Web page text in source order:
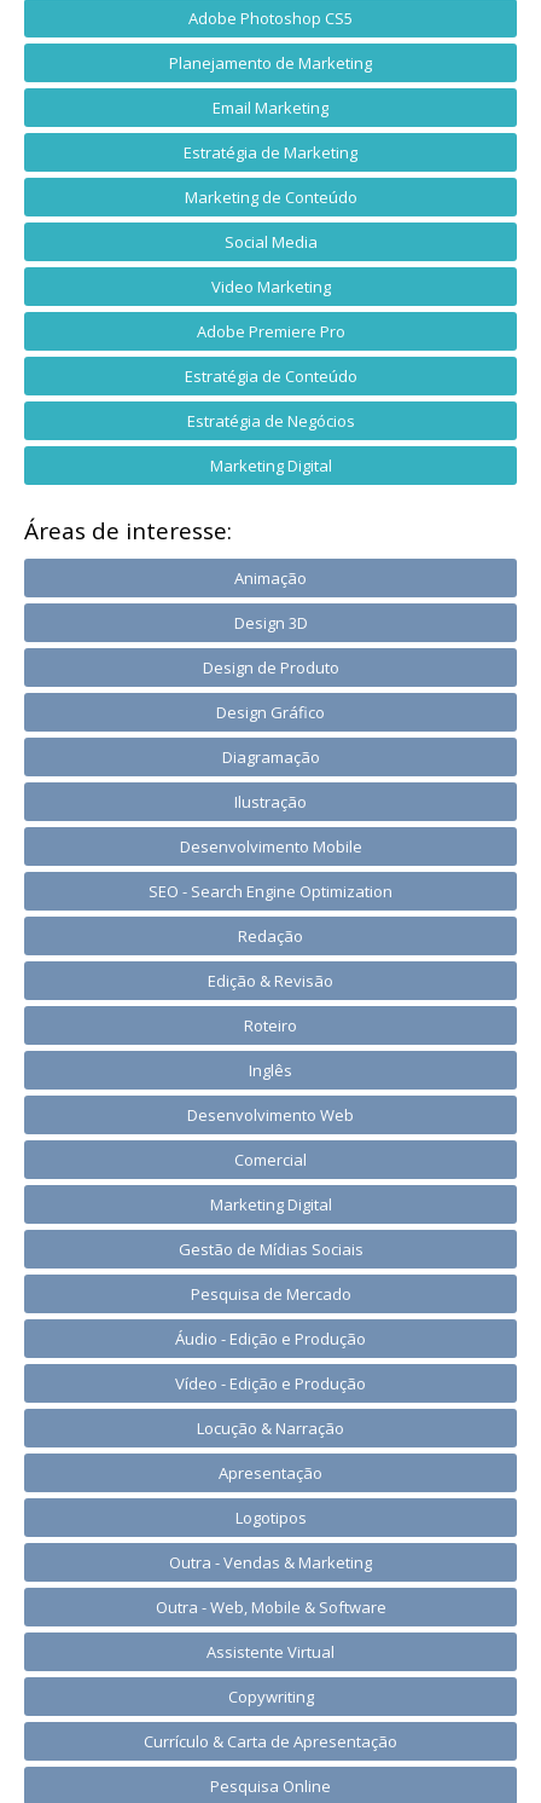
Adobe Photoshop CS5
Planejamento de Marketing
Email Marketing
Estratégia de Marketing
Marketing de Conteúdo
Social Media
Video Marketing
Adobe Premiere Pro
Estratégia de Conteúdo
Estratégia de Negócios
Marketing Digital
Áreas de interesse:
Animação
Design 3D
Design de Produto
Design Gráfico
Diagramação
Ilustração
Desenvolvimento Mobile
SEO - Search Engine Optimization
Redação
Edição & Revisão
Roteiro
Inglês
Desenvolvimento Web
Comercial
Marketing Digital
Gestão de Mídias Sociais
Pesquisa de Mercado
Áudio - Edição e Produção
Vídeo - Edição e Produção
Locução & Narração
Apresentação
Logotipos
Outra - Vendas & Marketing
Outra - Web, Mobile & Software
Assistente Virtual
Copywriting
Currículo & Carta de Apresentação
Pesquisa Online